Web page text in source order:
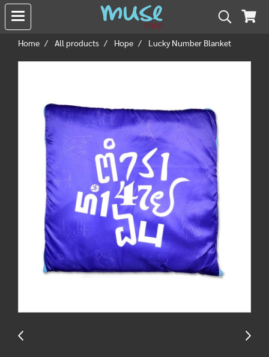
Home All products Hope Lucky Number Blanket